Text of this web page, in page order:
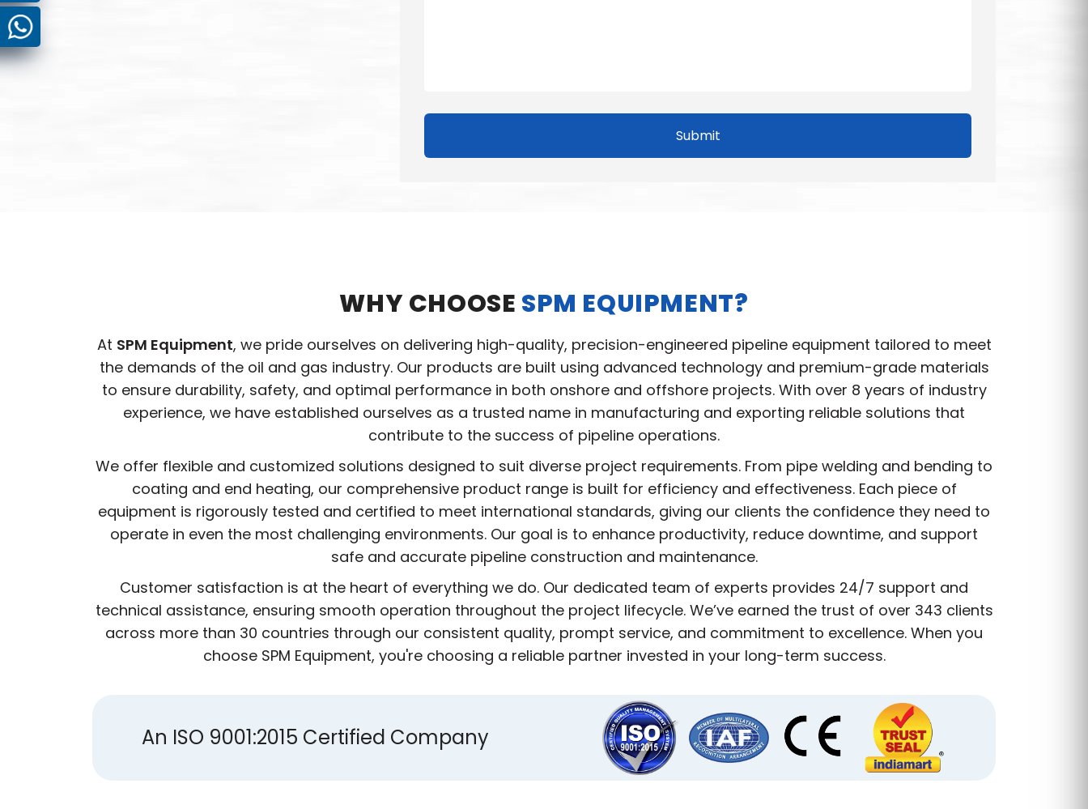
Submit
WHY CHOOSE SPM EQUIPMENT?
At SPM Equipment, we pride ourselves on delivering high-quality, precision-engineered pipeline equipment tailored to meet
the demands of the oil and gas industry. Our products are built using advanced technology and premium-grade materials
to ensure durability, safety, and optimal performance in both onshore and offshore projects. With over 8 years of industry
experience, we have established ourselves as a trusted name in manufacturing and exporting reliable solutions that
contribute to the success of pipeline operations.
We offer flexible and customized solutions designed to suit diverse project requirements. From pipe welding and bending to
coating and end heating, our comprehensive product range is built for efficiency and effectiveness. Each piece of
equipment is rigorously tested and certified to meet international standards, giving our clients the confidence they need to
operate in even the most challenging environments. Our goal is to enhance productivity, reduce downtime, and support
safe and accurate pipeline construction and maintenance.
Customer satisfaction is at the heart of everything we do. Our dedicated team of experts provides 24/7 support and
technical assistance, ensuring smooth operation throughout the project lifecycle. We’ve earned the trust of over 343 clients
across more than 30 countries through our consistent quality, prompt service, and commitment to excellence. When you
choose SPM Equipment, you're choosing a reliable partner invested in your long-term success.
An ISO 9001:2015 Certified Company